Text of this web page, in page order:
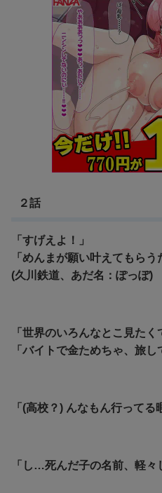
２話
「すげえよ！」
「めんまが願い叶えてもら
(久川鉄道、あだ名：ぽっぽ)
「世界のいろんなとこ見たく
「バイトで金ためちゃ、旅
「(高校？) んなもん行って
「し…死んだ子の名前、軽